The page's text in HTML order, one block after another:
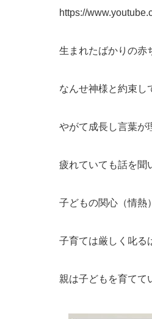
https://
生まれたばかりの赤
なんせ神様と約束し
やがて成長し言葉が
疲れていても話を聞
子どもの関心（情熱
子育ては厳しく叱る
親は子どもを育てて